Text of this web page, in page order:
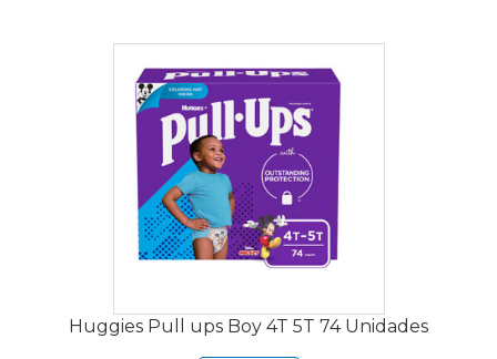
Huggies Pull ups Boy 4T 5T 74 Unidades